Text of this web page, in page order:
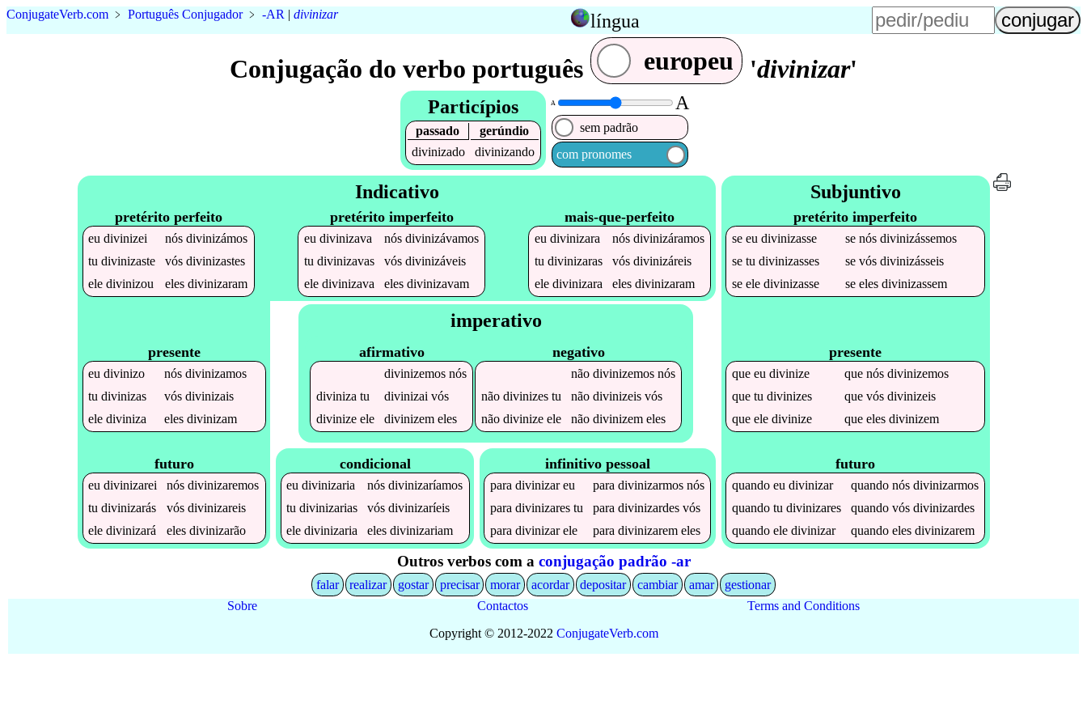
ConjugateVerb.com ﹥ Português Conjugador﹥ -AR | divinizar língua
Conjugação do verbo português europeu 'divinizar'
Particípios
passado
gerúndio
divinizado
divinizando
A A
sem padrão
com pronomes
Indicativo
pretérito perfeito
eudivinizei nósdivinizámos
tudivinizaste vósdivinizastes
eledivinizou elesdivinizaram
pretérito imperfeito
eu divinizava nós divinizávamos
tu divinizavas vós divinizáveis
ele divinizava eles divinizavam
mais-que-perfeito
eudivinizara nósdivinizáramos
tudivinizaras vósdivinizáreis
eledivinizara elesdivinizaram
presente
eudivinizo nósdivinizamos
tudivinizas vósdivinizais
elediviniza elesdivinizam
futuro
eudivinizarei nósdivinizaremos
tudivinizarás vósdivinizareis
eledivinizará elesdivinizarão
imperativo
afirmativo
divinizemosnós
diviniza tu divinizai vós
divinizeele divinizemeles
negativo
não divinizemosnós
não divinizestu não divinizeisvós
não divinizeele não divinizemeles
condicional
eudivinizaria nósdivinizaríamos
tudivinizarias vósdivinizaríeis
eledivinizaria elesdivinizariam
infinitivo pessoal
paradivinizareu paradivinizarmos nós
paradivinizares tu paradivinizardes vós
paradivinizarele paradivinizarem eles
Subjuntivo
pretérito imperfeito
seeudivinizasse senósdivinizássemos
setudivinizasses sevósdivinizásseis
seeledivinizasse seelesdivinizassem
presente
queeudivinize quenósdivinizemos
quetudivinizes quevósdivinizeis
queeledivinize queelesdivinizem
futuro
quandoeudivinizar quandonósdivinizarmos
quandotudivinizares quandovósdivinizardes
quandoeledivinizar quandoelesdivinizarem
Outros verbos com a conjugação padrão -ar
falar realizar gostar precisar morar acordar depositar cambiar amar
gestionar
Sobre
Contactos
Terms and Conditions
Copyright © 2012-2022 ConjugateVerb.com